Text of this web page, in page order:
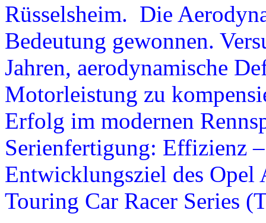
Rüsselsheim. Die
Bedeutung gewonnen.
Jahren, aerodynamische
Motorleistung zu
Erfolg im modernen
Serienfertigung: Effizienz
Entwicklungsziel des Opel
Touring Car Racer Series